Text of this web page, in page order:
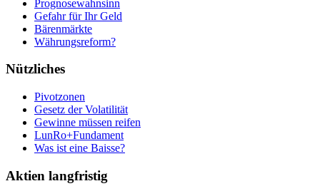
Prognosewahnsinn
Gefahr für Ihr Geld
Bärenmärkte
Währungsreform?
Nützliches
Pivotzonen
Gesetz der Volatilität
Gewinne müssen reifen
LunRo+Fundament
Was ist eine Baisse?
Aktien langfristig